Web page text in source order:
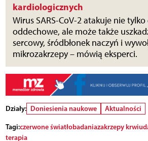
kardiologicznych
Wirus SARS-CoV-2 atakuje nie
oddechowe, ale może także
sercowy, śródbłonek naczyń i
mikrozakrzepy – mówią eksperci.
Działy: Doniesienia naukowe
Aktualności
Tagi:czerwone światłobadaniazakrzepy krwi
terapia